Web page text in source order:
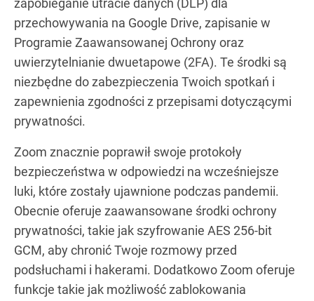
zapobieganie utracie danych (DLP) dla
przechowywania na Google Drive, zapisanie w
Programie Zaawansowanej Ochrony oraz
uwierzytelnianie dwuetapowe (2FA). Te środki są
niezbędne do zabezpieczenia Twoich spotkań i
zapewnienia zgodności z przepisami dotyczącymi
prywatności.
Zoom znacznie poprawił swoje protokoły
bezpieczeństwa w odpowiedzi na wcześniejsze
luki, które zostały ujawnione podczas pandemii.
Obecnie oferuje zaawansowane środki ochrony
prywatności, takie jak szyfrowanie AES 256-bit
GCM, aby chronić Twoje rozmowy przed
podsłuchami i hakerami. Dodatkowo Zoom oferuje
funkcje takie jak możliwość zablokowania